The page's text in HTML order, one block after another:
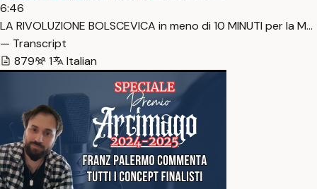
6:46
LA RIVOLUZIONE BOLSCEVICA in meno di 10 MINUTI per la M…
— Transcript
879
1 Italian